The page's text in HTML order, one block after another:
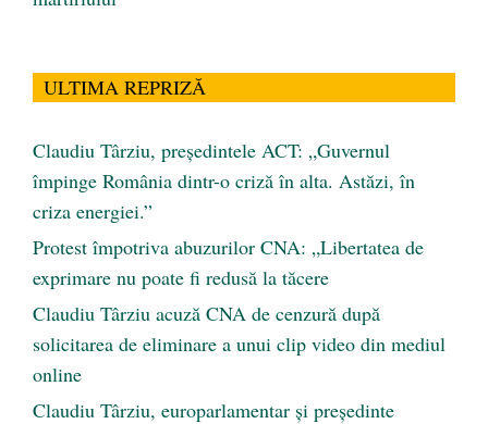
ULTIMA REPRIZĂ
Claudiu Târziu, președintele ACT: „Guvernul
împinge România dintr-o criză în alta. Astăzi, în
criza energiei.”
Protest împotriva abuzurilor CNA: „Libertatea de
exprimare nu poate fi redusă la tăcere
Claudiu Târziu acuză CNA de cenzură după
solicitarea de eliminare a unui clip video din mediul
online
Claudiu Târziu, europarlamentar și președinte